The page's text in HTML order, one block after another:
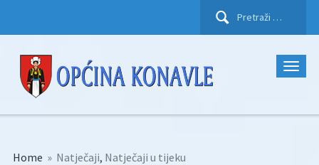
Pretraži:
Home » Natječaji, Natječaji u tijeku